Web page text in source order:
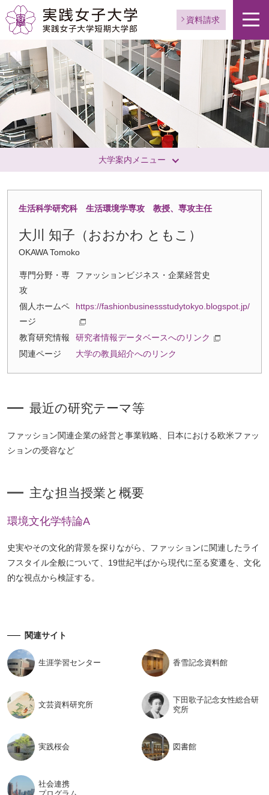
資料請求
大学案内メニュー
生活科学研究科 生活環境学専攻 教授、専攻主任
大川 知子（おおかわ ともこ）
OKAWA Tomoko
専門分野・専
攻
ファッションビジネス・企業経営史
個人ホームペ
ージ
https://fashionbusinessstudytokyo.blogspot.jp/
教育研究情報
研究者情報データベースへのリンク
関連ページ
大学の教員紹介へのリンク
最近の研究テーマ等
ファッション関連企業の経営と事業戦略、日本における欧米ファッ
ションの受容など
主な担当授業と概要
環境文化学特論A
史実やその文化的背景を探りながら、ファッションに関連したライ
フスタイル全般について、19世紀半ばから現代に至る変遷を、文化
的な視点から検証する。
関連サイト
生涯学習センター 香雪記念資料館
文芸資料研究所
下田歌子記念女性総合研
究所
実践桜会 図書館
社会連携